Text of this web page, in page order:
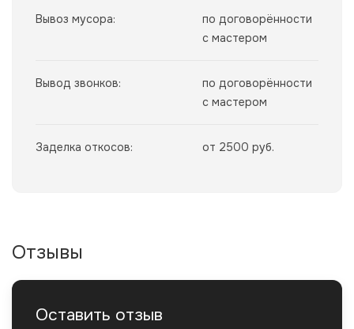
Вывоз мусора:
по договорённости
с мастером
Вывод звонков:
по договорённости
с мастером
Заделка откосов: от 2500 руб.
Отзывы
Оставить отзыв